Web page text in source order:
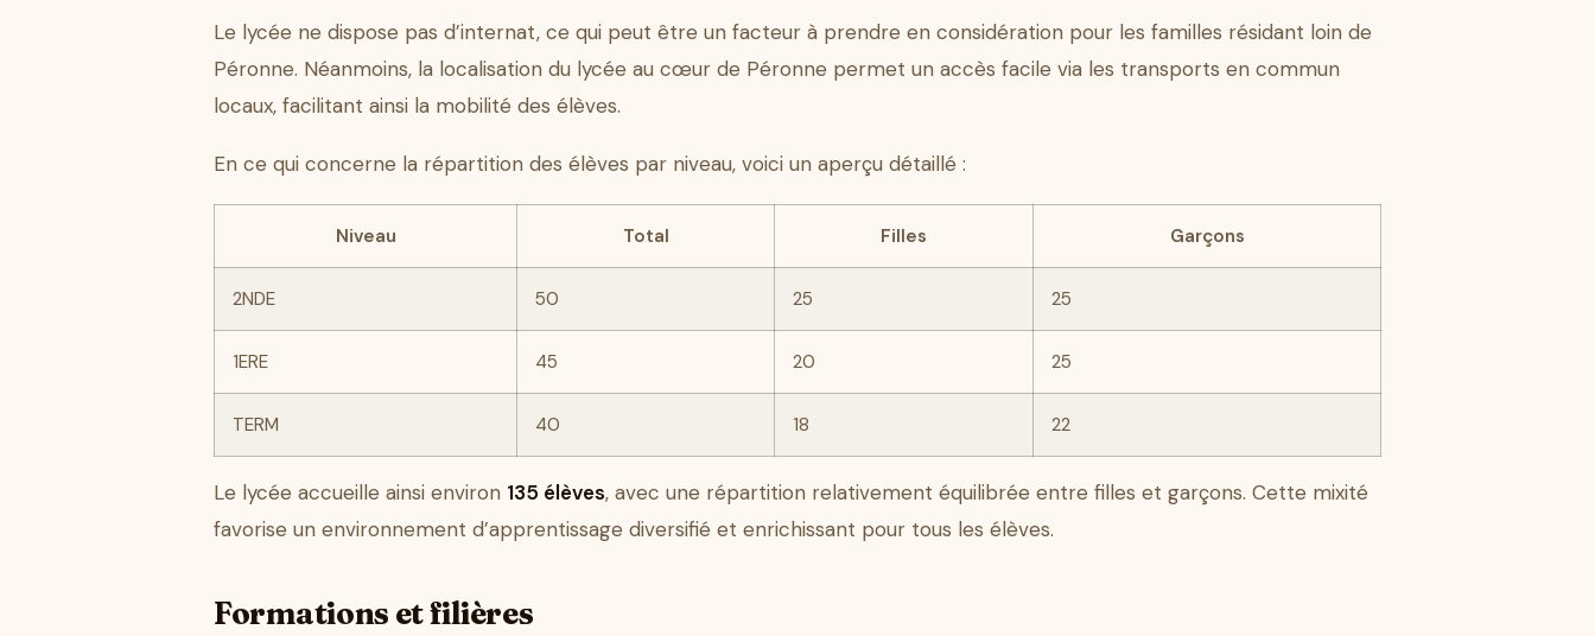
Le lycée ne dispose pas d’internat, ce qui peut être un facteur à prendre en considération pour les familles résidant loin de
Péronne. Néanmoins, la localisation du lycée au cœur de Péronne permet un accès facile via les transports en commun
locaux, facilitant ainsi la mobilité des élèves.
En ce qui concerne la répartition des élèves par niveau, voici un aperçu détaillé :
Niveau Total Filles Garçons
2NDE 50 25 25
1ERE 45 20 25
TERM 40 18 22
Le lycée accueille ainsi environ 135 élèves, avec une répartition relativement équilibrée entre filles et garçons. Cette mixité
favorise un environnement d’apprentissage diversifié et enrichissant pour tous les élèves.
Formations et filières